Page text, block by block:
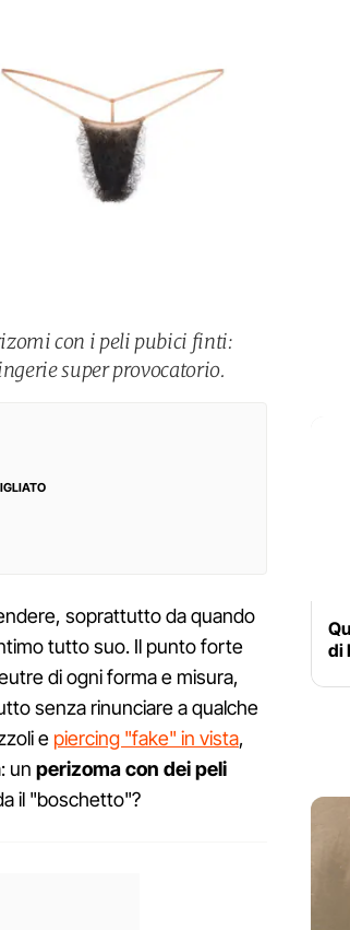
con i peli pubici finti:
super provocatorio.
soprattutto da quando
tutto suo. Il punto forte
di ogni forma e misura,
senza rinunciare a qualche
e piercing "fake" in vista,
un perizoma con dei peli
il "boschetto"?
di